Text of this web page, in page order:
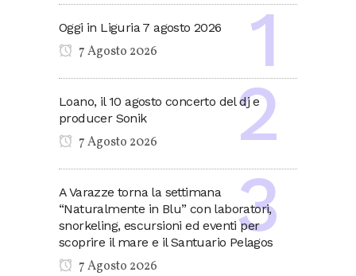
Oggi in Liguria 7 agosto 2026
7 Agosto 2026
Loano, il 10 agosto concerto del dj e
producer Sonik
7 Agosto 2026
A Varazze torna la settimana
“Naturalmente in Blu” con laboratori,
snorkeling, escursioni ed eventi per
scoprire il mare e il Santuario Pelagos
7 Agosto 2026